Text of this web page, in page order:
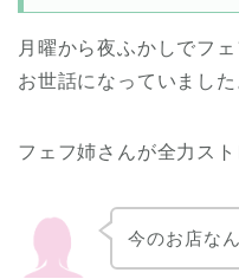
月曜から夜ふかしでフ
お世話になっていました
フェフ姉さんが全力ス
今のお店な